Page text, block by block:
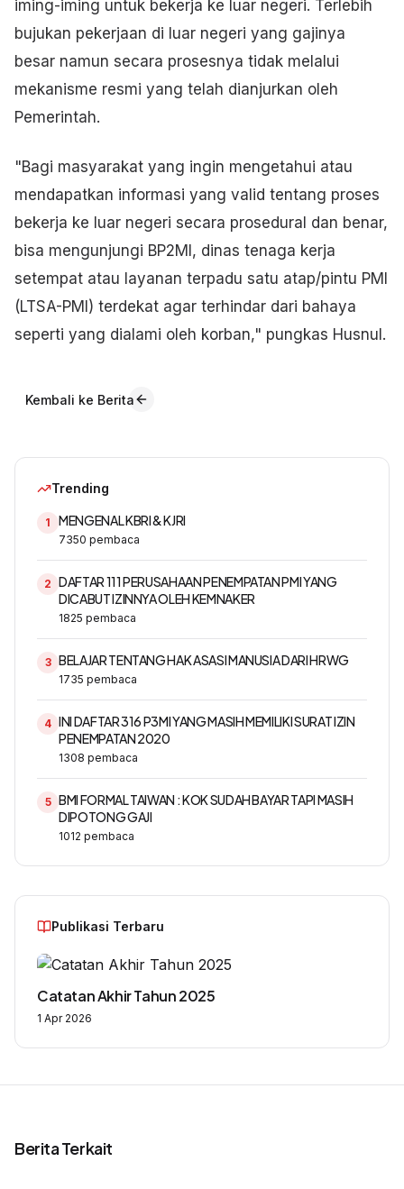
iming-iming untuk bekerja ke luar negeri. Terlebih
bujukan pekerjaan di luar negeri yang gajinya
besar namun secara prosesnya tidak melalui
mekanisme resmi yang telah dianjurkan oleh
Pemerintah.
"Bagi masyarakat yang ingin mengetahui atau
mendapatkan informasi yang valid tentang proses
bekerja ke luar negeri secara prosedural dan benar,
bisa mengunjungi BP2MI, dinas tenaga kerja
setempat atau layanan terpadu satu atap/pintu PMI
(LTSA-PMI) terdekat agar terhindar dari bahaya
seperti yang dialami oleh korban," pungkas Husnul.
Kembali ke Berita
Trending
1 MENGENAL KBRI & KJRI
7350 pembaca
2 DAFTAR 111 PERUSAHAAN PENEMPATAN PMI YANG
DICABUT IZINNYA OLEH KEMNAKER
1825 pembaca
3 BELAJAR TENTANG HAK ASASI MANUSIA DARI HRWG
1735 pembaca
4 INI DAFTAR 316 P3MI YANG MASIH MEMILIKI SURAT IZIN
PENEMPATAN 2020
1308 pembaca
5 BMI FORMAL TAIWAN : KOK SUDAH BAYAR TAPI MASIH
DIPOTONG GAJI
1012 pembaca
Publikasi Terbaru
Catatan Akhir Tahun 2025
1 Apr 2026
Berita Terkait